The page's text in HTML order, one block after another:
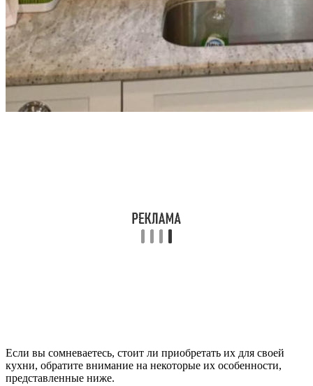
Если вы сомневаетесь, стоит ли приобретать их для своей
кухни, обратите внимание на некоторые их особенности,
представленные ниже.